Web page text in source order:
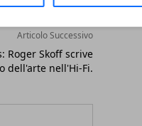
Articolo Successivo
Roger Skoff scrive
dell'arte nell'Hi-Fi.